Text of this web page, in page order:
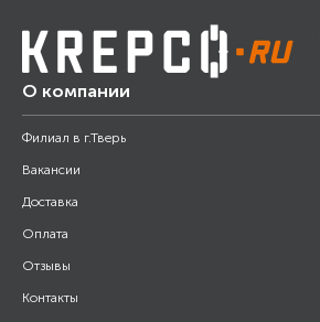
О компании
Филиал в г.Тверь
Вакансии
Доставка
Оплата
Отзывы
Контакты